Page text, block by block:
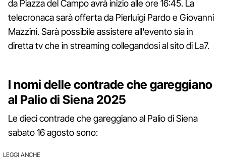
da Piazza del Campo avrà inizio alle ore 16:45. La
telecronaca sarà offerta da Pierluigi Pardo e Giovanni
Mazzini. Sarà possibile assistere all'evento sia in
diretta tv che in streaming collegandosi al sito di La7.
I nomi delle contrade che gareggiano
al Palio di Siena 2025
Le dieci contrade che gareggiano al Palio di Siena
sabato 16 agosto sono:
LEGGI ANCHE